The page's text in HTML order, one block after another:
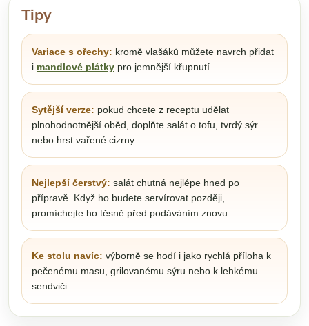
Tipy
Variace s ořechy: kromě vlašáků můžete navrch přidat
i mandlové plátky pro jemnější křupnutí.
Sytější verze: pokud chcete z receptu udělat
plnohodnotnější oběd, doplňte salát o tofu, tvrdý sýr
nebo hrst vařené cizrny.
Nejlepší čerstvý: salát chutná nejlépe hned po
přípravě. Když ho budete servírovat později,
promíchejte ho těsně před podáváním znovu.
Ke stolu navíc: výborně se hodí i jako rychlá příloha k
pečenému masu, grilovanému sýru nebo k lehkému
sendviči.